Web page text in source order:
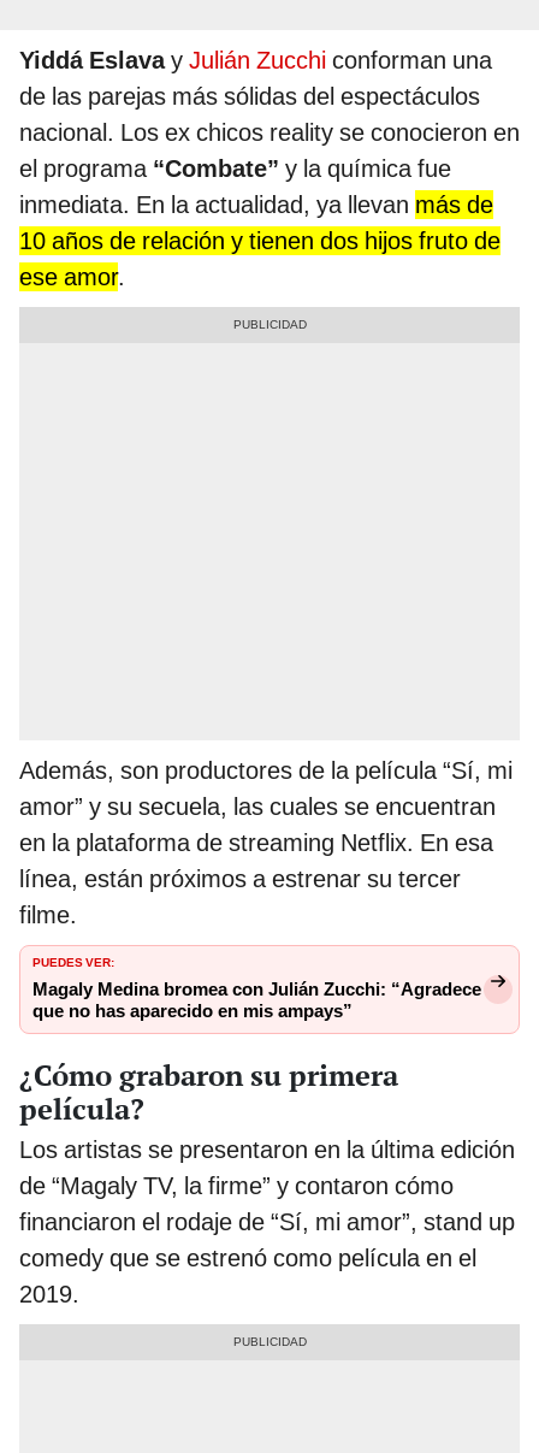
Yiddá Eslavay Julián Zucchi conforman una
de las parejas más sólidas del espectáculos
nacional. Los ex chicos reality se conocieron en
el programa “Combate” y la química fue
inmediata. En la actualidad, ya llevan más de
10 años de relación y tienen dos hijos fruto de
ese amor.
Además, son productores de la película “Sí, mi
amor” y su secuela, las cuales se encuentran
en la plataforma de streaming Netflix. En esa
línea, están próximos a estrenar su tercer
filme.
PUEDES VER:
Magaly Medina bromea con Julián Zucchi: “Agradece
que no has aparecido en mis ampays”
¿Cómo grabaron su primera
película?
Los artistas se presentaron en la última edición
de “Magaly TV, la firme” y contaron cómo
financiaron el rodaje de “Sí, mi amor”, stand up
comedy que se estrenó como película en el
2019.